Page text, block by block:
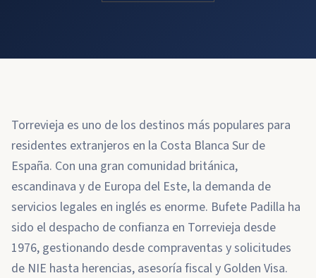
Torrevieja es uno de los destinos más populares para
residentes extranjeros en la Costa Blanca Sur de
España. Con una gran comunidad británica,
escandinava y de Europa del Este, la demanda de
servicios legales en inglés es enorme. Bufete Padilla ha
sido el despacho de confianza en Torrevieja desde
1976, gestionando desde compraventas y solicitudes
de NIE hasta herencias, asesoría fiscal y Golden Visa.